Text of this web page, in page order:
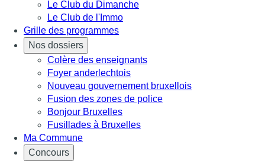
Le Club du Dimanche
Le Club de l'Immo
Grille des programmes
Nos dossiers
Colère des enseignants
Foyer anderlechtois
Nouveau gouvernement bruxellois
Fusion des zones de police
Bonjour Bruxelles
Fusillades à Bruxelles
Ma Commune
Concours